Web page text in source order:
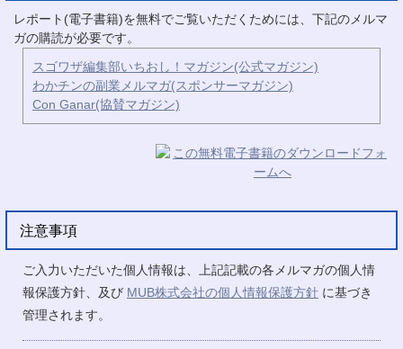
レポート(電子書籍)を無料でご覧いただくためには、下記のメルマ
ガの購読が必要です。
スゴワザ編集部いちおし！マガジン(公式マガジン)
わかチンの副業メルマガ(スポンサーマガジン)
Con Ganar(協賛マガジン)
注意事項
ご入力いただいた個人情報は、上記記載の各メルマガの個人情
報保護方針、及び MUB株式会社の個人情報保護方針 に基づき
管理されます。